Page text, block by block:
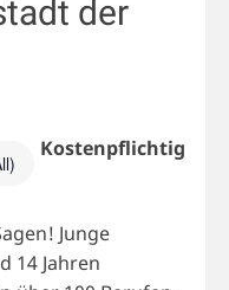
der
Kostenpflichtig
Junge
14 Jahren